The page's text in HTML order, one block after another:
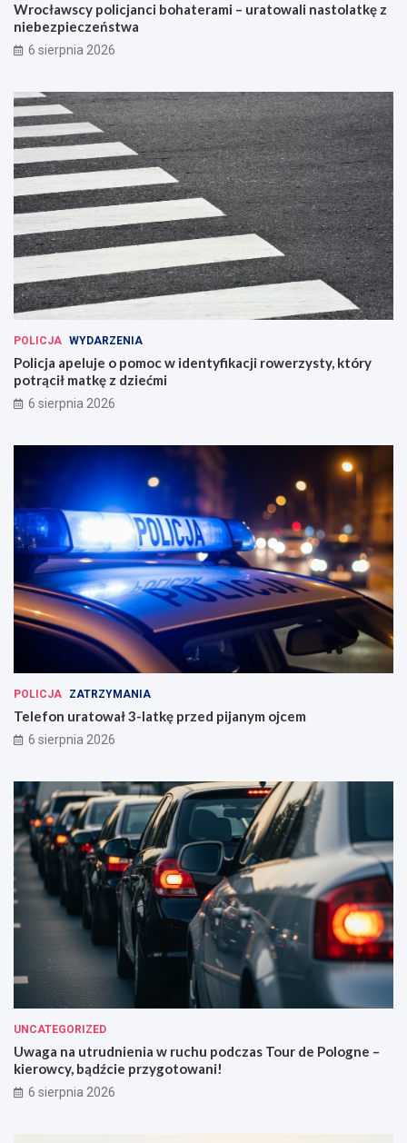
Wrocławscy policjanci bohaterami – uratowali nastolatkę z
niebezpieczeństwa
6 sierpnia 2026
POLICJA WYDARZENIA
Policja apeluje o pomoc w identyfikacji rowerzysty, który
potrącił matkę z dziećmi
6 sierpnia 2026
POLICJA ZATRZYMANIA
Telefon uratował 3-latkę przed pijanym ojcem
6 sierpnia 2026
UNCATEGORIZED
Uwaga na utrudnienia w ruchu podczas Tour de Pologne –
kierowcy, bądźcie przygotowani!
6 sierpnia 2026